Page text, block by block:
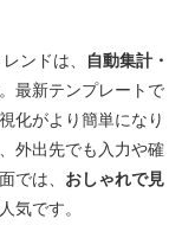
ンドは、
自動集計・
最新テンプレートで
化がより簡単になり
外出先でも入力や確
では、 おしゃれで見
気です。